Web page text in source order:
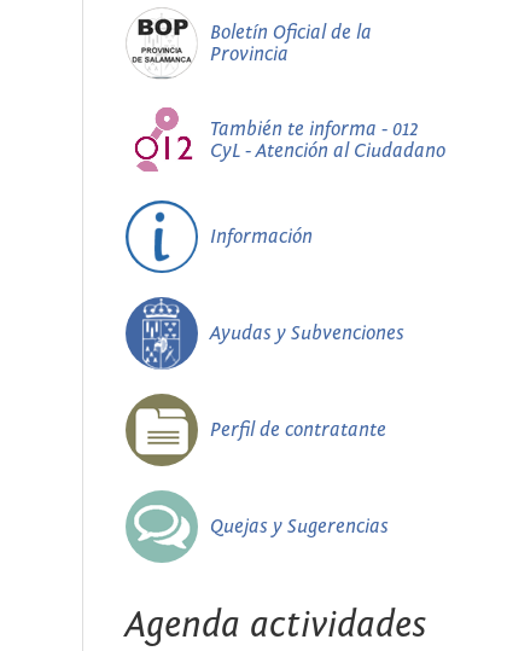
Boletín Oficial de la
Provincia
También te informa - 012
CyL - Atención al Ciudadano
Información
Ayudas y Subvenciones
Perfil de contratante
Quejas y Sugerencias
Agenda actividades